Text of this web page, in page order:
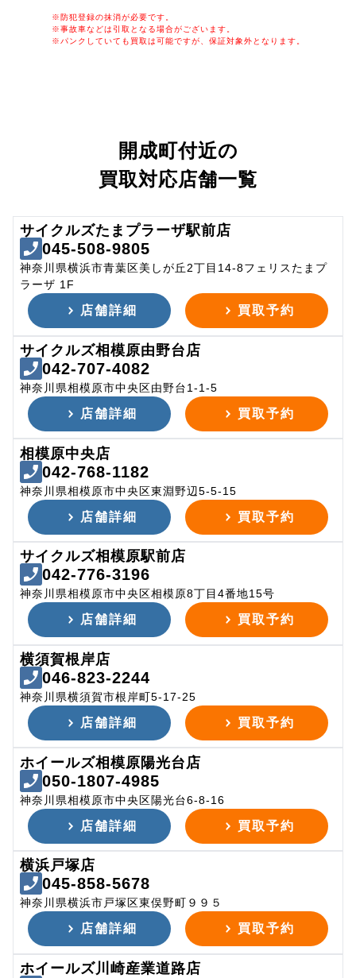
※防犯登録の抹消が必要です。
※事故車などは引取となる場合がございます。
※パンクしていても買取は可能ですが、保証対象外となります。
開成町付近の
買取対応店舗一覧
サイクルズたまプラーザ駅前店
045-508-9805
神奈川県横浜市青葉区美しが丘2丁目14-8フェリスたまプ
ラーザ 1F
店舗詳細 買取予約
サイクルズ相模原由野台店
042-707-4082
神奈川県相模原市中央区由野台1-1-5
店舗詳細 買取予約
相模原中央店
042-768-1182
神奈川県相模原市中央区東淵野辺5-5-15
店舗詳細 買取予約
サイクルズ相模原駅前店
042-776-3196
神奈川県相模原市中央区相模原8丁目4番地15号
店舗詳細 買取予約
横須賀根岸店
046-823-2244
神奈川県横須賀市根岸町5-17-25
店舗詳細 買取予約
ホイールズ相模原陽光台店
050-1807-4985
神奈川県相模原市中央区陽光台6-8-16
店舗詳細 買取予約
横浜戸塚店
045-858-5678
神奈川県横浜市戸塚区東俣野町９９５
店舗詳細 買取予約
ホイールズ川崎産業道路店